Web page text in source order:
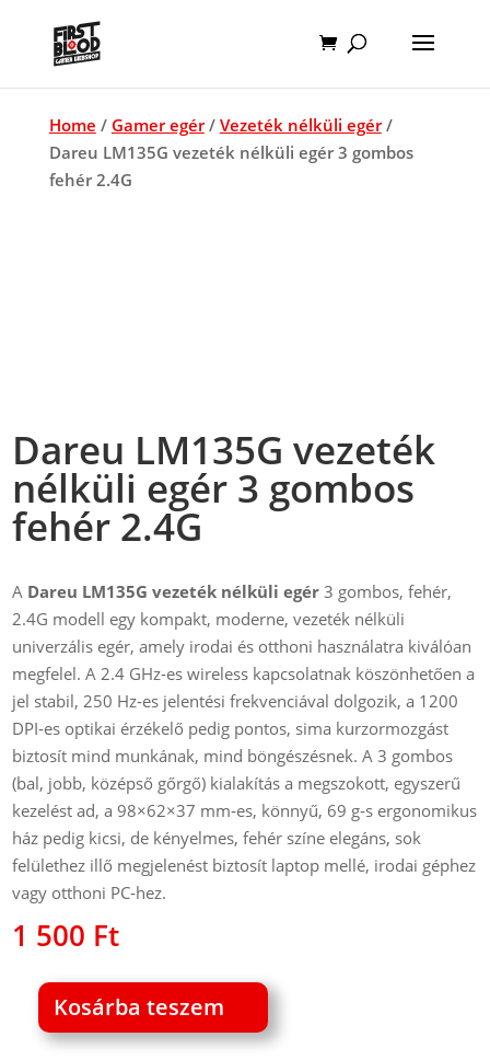
Home / Gamer egér/ Vezeték nélküli egér/
Dareu LM135G vezeték nélküli egér 3 gombos
fehér 2.4G
Dareu LM135G vezeték
nélküli egér 3 gombos
fehér 2.4G
A Dareu LM135G vezeték nélküli egér 3 gombos, fehér,
2.4G modell egy kompakt, moderne, vezeték nélküli
univerzális egér, amely irodai és otthoni használatra kiválóan
megfelel. A 2.4 GHz‑es wireless kapcsolatnak köszönhetően a
jel stabil, 250 Hz‑es jelentési frekvenciával dolgozik, a 1200
DPI‑es optikai érzékelő pedig pontos, sima kurzormozgást
biztosít mind munkának, mind böngészésnek. A 3 gombos
(bal, jobb, középső gőrgő) kialakítás a megszokott, egyszerű
kezelést ad, a 98×62×37 mm‑es, könnyű, 69 g‑s ergonomikus
ház pedig kicsi, de kényelmes, fehér színe elegáns, sok
felülethez illő megjelenést biztosít laptop mellé, irodai géphez
vagy otthoni PC‑hez.
1 500 Ft
Dareu
LM135G
Kosárba teszem